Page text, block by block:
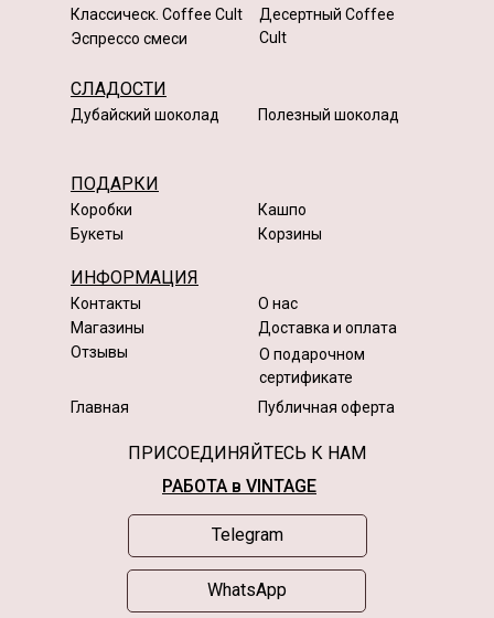
Классическ. Coffee Cult
Десертный Coffee
Cult
Эспрессо смеси
СЛАДОСТИ
Дубайский шоколад Полезный шоколад
ПОДАРКИ
Коробки
Букеты
Кашпо
Корзины
ИНФОРМАЦИЯ
Контакты
Магазины
Отзывы
О нас
Доставка и оплата
Публичная оферта
Главная
ПРИСОЕДИНЯЙТЕСЬ К НАМ
Telegram
РАБОТА в VINTAGE
О подарочном
сертификате
WhatsApp